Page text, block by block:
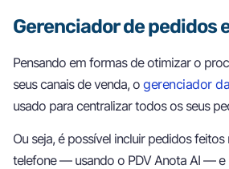
Gerenciador de pedidos
Pensando em formas de otimizar o
seus canais de venda, o gerenciador
usado para centralizar todos os seus
Ou seja, é possível incluir pedidos
telefone — usando o PDV Anota AI — e